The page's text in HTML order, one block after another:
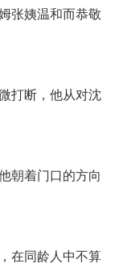
张姨温和而恭敬
打断，他从对沈
朝着门口的方向
在同龄人中不算